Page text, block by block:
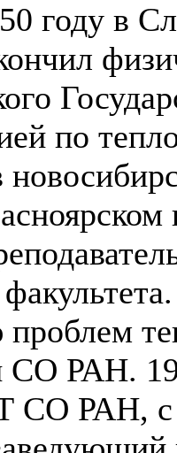
году в
по
СО РАН.
СО РАН, с